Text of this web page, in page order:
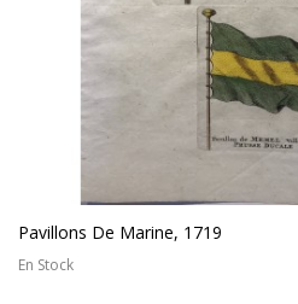
Pavillons De Marine, 1719
En Stock